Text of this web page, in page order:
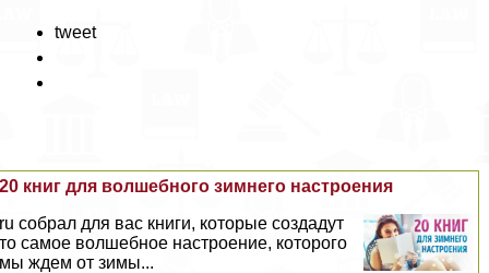
tweet
20 книг для волшебного зимнего настроения
ru собрал для вас книги, которые создадут
то самое волшебное настроение, которого
мы ждем от зимы...